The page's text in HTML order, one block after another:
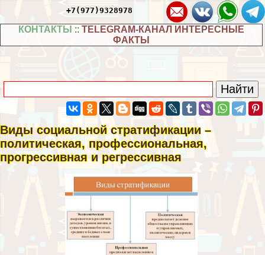
+7(977)9328978
КОНТАКТЫ :: TELEGRAM-КАНАЛ ИНТЕРЕСНЫЕ
ФАКТЫ
Виды социальной стратификации –
политическая, профессиональная,
прогрессивная и регрессивная